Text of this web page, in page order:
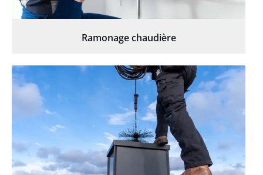
Ramonage chaudière